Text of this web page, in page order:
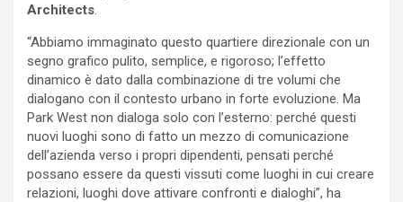
Architects.
“Abbiamo immaginato questo quartiere direzionale con un
segno grafico pulito, semplice, e rigoroso; l’effetto
dinamico è dato dalla combinazione di tre volumi che
dialogano con il contesto urbano in forte evoluzione. Ma
Park West non dialoga solo con l’esterno: perché questi
nuovi luoghi sono di fatto un mezzo di comunicazione
dell’azienda verso i propri dipendenti, pensati perché
possano essere da questi vissuti come luoghi in cui creare
relazioni, luoghi dove attivare confronti e dialoghi”, ha